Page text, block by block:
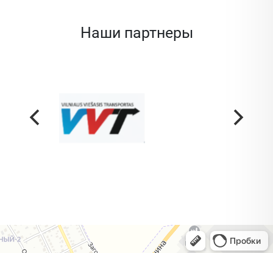
Наши партнеры
Жодино
Кузнечная улица, 20 — Яндекс Карты